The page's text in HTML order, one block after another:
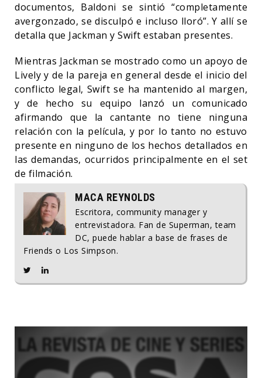
documentos, Baldoni se sintió “completamente
avergonzado, se disculpó e incluso lloró”. Y allí se
detalla que Jackman y Swift estaban presentes.
Mientras Jackman se mostrado como un apoyo de
Lively y de la pareja en general desde el inicio del
conflicto legal, Swift se ha mantenido al margen,
y de hecho su equipo lanzó un comunicado
afirmando que la cantante no tiene ninguna
relación con la película, y por lo tanto no estuvo
presente en ninguno de los hechos detallados en
las demandas, ocurridos principalmente en el set
de filmación.
MACA REYNOLDS
Escritora, community manager y
entrevistadora. Fan de Superman, team
DC, puede hablar a base de frases de
Friends o Los Simpson.